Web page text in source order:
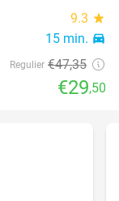
9.3 star
15 min. directions_car
Regulier €47,35
€29,50